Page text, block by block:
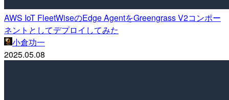
AWS IoT FleetWiseのEdge AgentをGreengrass V2コンポー
ネントとしてデプロイしてみた
小倉功一
2025.05.08